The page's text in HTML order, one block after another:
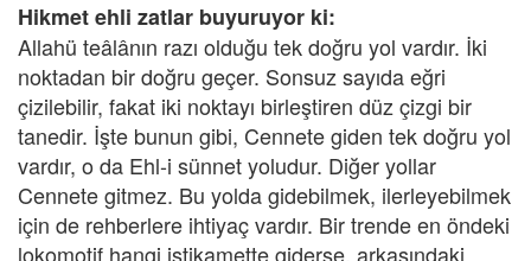
Hikmet ehli zatlar buyuruyor ki:
Allahü teâlânın razı olduğu tek doğru yol vardır. İki
noktadan bir doğru geçer. Sonsuz sayıda eğri
çizilebilir, fakat iki noktayı birleştiren düz çizgi bir
tanedir. İşte bunun gibi, Cennete giden tek doğru yol
vardır, o da Ehl-i sünnet yoludur. Diğer yollar
Cennete gitmez. Bu yolda gidebilmek, ilerleyebilmek
için de rehberlere ihtiyaç vardır. Bir trende en öndeki
lokomotif hangi istikamette giderse, arkasındaki